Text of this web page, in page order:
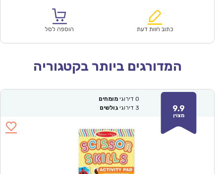
₪60.00.
הוא:
כתוב חוות דעת הוספה לסל
המדורגים ביותר בקטגוריה
9.9
מצוין
0 דירוגי מומחים
3 דירוגי גולשים